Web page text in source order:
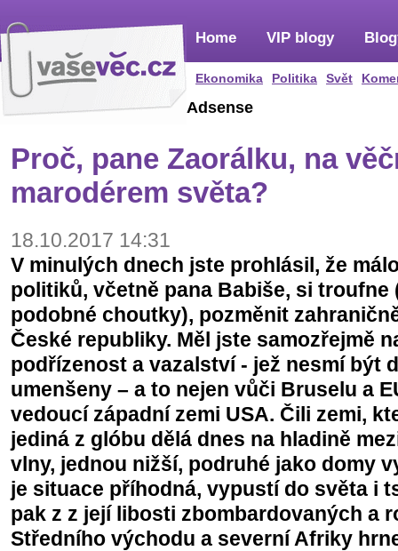
Home
Ekonomika Politika Svět
VIP blogy
Adsense
Proč, pane Zaorálku, na
marodérem světa?
18.10.2017 14:31
V minulých dnech jste prohlásil, že
politiků, včetně pana Babiše, si troufne
podobné choutky), pozměnit
České republiky. Měl jste samozřejmě
podřízenost a vazalství - jež nesmí být
umenšeny – a to nejen vůči Bruselu a
vedoucí západní zemi USA. Čili zemi,
jediná z glóbu dělá dnes na hladině
vlny, jednou nižší, podruhé jako domy
je situace příhodná, vypustí do světa i
pak z z její libosti zbombardovaných a
Středního východu a severní Afriky